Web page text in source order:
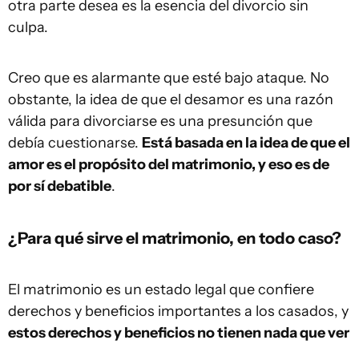
otra parte desea es la esencia del divorcio sin
culpa.
Creo que es alarmante que esté bajo ataque. No
obstante, la idea de que el desamor es una razón
válida para divorciarse es una presunción que
debía cuestionarse. Está basada en la idea de que el
amor es el propósito del matrimonio, y eso es de
por sí debatible.
¿Para qué sirve el matrimonio, en todo caso?
El matrimonio es un estado legal que confiere
derechos y beneficios importantes a los casados, y
estos derechos y beneficios no tienen nada que ver